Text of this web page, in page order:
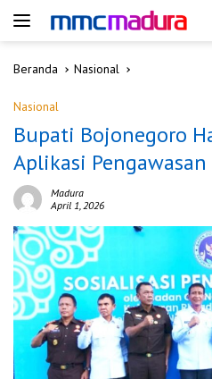
Beranda
Nasional
Nasional
Bupati Bojonegoro
Aplikasi Pengawasan
Madura
April 1, 2026